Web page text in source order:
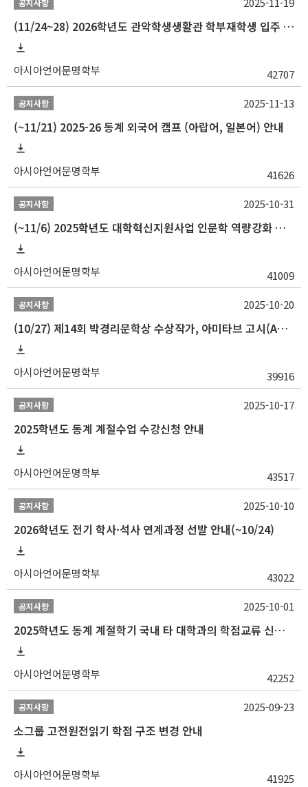
공지사항
(11/24~28) 2026학년도 관악학생생활관 학부재학생 입주 신청 일정 안내
아시아언어문명학부 42707
공지사항
(~11/21) 2025-26 동계 외국어 캠프 (아랍어, 일본어) 안내
아시아언어문명학부 41626
2025-11-13
공지사항
(~11/6) 2025학년도 대학혁신지원사업 인문학 역량강화 동계 인턴십 참가자 선발 안내
아시아언어문명학부 41009
2025-10-31
공지사항
(10/27) 제14회 박경리문학상 수상작가, 아미타브 고시(Amitav Ghosh) 강연 안내
아시아언어문명학부 39916
2025-10-20
공지사항
2025학년도 동계 계절수업 수강신청 안내
아시아언어문명학부 43517
2025-10-17
공지사항
2026학년도 전기 학사·석사 연계과정 선발 안내(~10/24)
아시아언어문명학부 43022
2025-10-10
공지사항
2025학년도 동계 계절학기 국내 타 대학과의 학점교류 신청 안내
아시아언어문명학부 42252
2025-10-01
공지사항
소그룹 고전원전읽기 학점 구조 변경 안내
아시아언어문명학부 41925
2025-09-23